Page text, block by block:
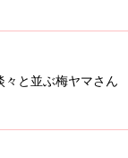
々と並ぶ梅ヤマさん